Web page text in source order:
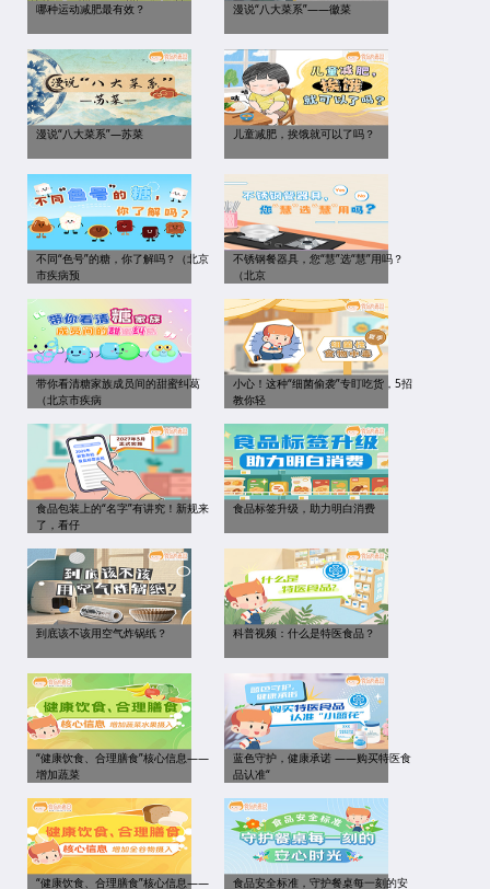
哪种运动减肥最有效？ 漫说“八大菜系”——徽菜
漫说“八大菜系”—苏菜 儿童减肥，挨饿就可以了吗？
不同“色号”的糖，你了解吗？（北京
市疾病预
不锈钢餐器具，您“慧”选“慧”用吗？
（北京
带你看清糖家族成员间的甜蜜纠葛
（北京市疾病
小心！这种“细菌偷袭”专盯吃货，5招
教你轻
食品包装上的“名字”有讲究！新规来
了，看仔
食品标签升级，助力明白消费
到底该不该用空气炸锅纸？ 科普视频：什么是特医食品？
“健康饮食、合理膳食”核心信息——
增加蔬菜
蓝色守护，健康承诺 ——购买特医食
品认准“
“健康饮食、合理膳食”核心信息—— 食品安全标准，守护餐桌每一刻的安